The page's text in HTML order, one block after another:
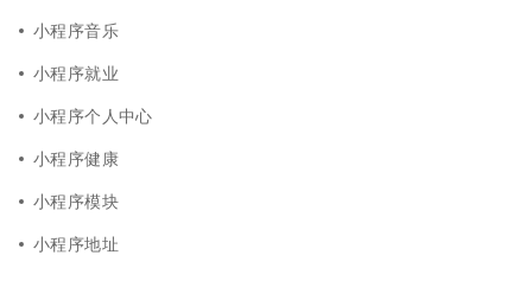
小程序音乐
小程序就业
小程序个人中心
小程序健康
小程序模块
小程序地址